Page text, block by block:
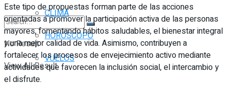
No Result
View All Result
CLIMA
HORÓSCOPO
VUELOS
Este tipo de propuestas forman parte de las acciones
orientadas a promover la participación activa de las personas
mayores, fomentando hábitos saludables, el bienestar integral
y una mejor calidad de vida. Asimismo, contribuyen a
fortalecer los procesos de envejecimiento activo mediante
actividades que favorecen la inclusión social, el intercambio y
el disfrute.